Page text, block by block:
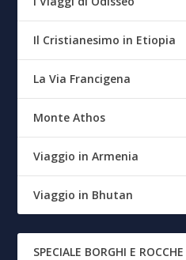
Il Cristianesimo in Etiopia
La Via Francigena
Monte Athos
Viaggio in Armenia
Viaggio in Bhutan
SPECIALE BORGHI E